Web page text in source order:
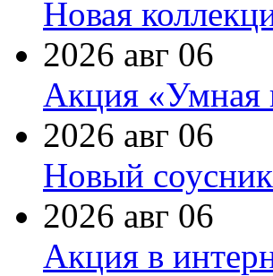
Новая
2026 авг 06
Акция «Умная
2026 авг 06
Новый
2026 авг 06
Акция в